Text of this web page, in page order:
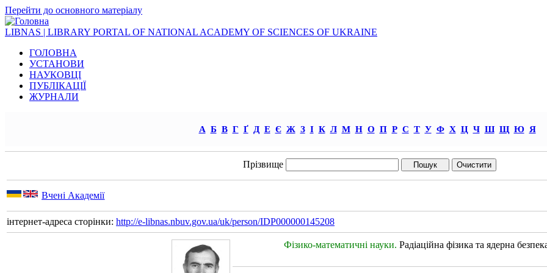
Перейти до основного матеріалу
LIBNAS | LIBRARY PORTAL OF NATIONAL ACADEMY OF SCIENCES OF UKRAINE
ГОЛОВНА
УСТАНОВИ
НАУКОВЦІ
ПУБЛІКАЦІЇ
ЖУРНАЛИ
А Б В Г Ґ Д Е Є Ж З І К Л М Н О П Р С Т У Ф Х Ц Ч Ш Щ Ю Я
Прізвище
Вчені Академії
інтернет-адреса сторінки: http://e-libnas.nbuv.gov.ua/uk/person/IDP000000145208
Фізико-математичні науки. Радіаційна фізика та ядерна